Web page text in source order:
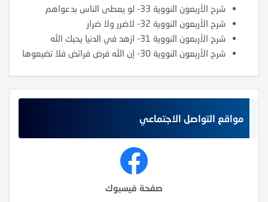
شرح الأربعون النووية 33- لو يعطى الناس بدعواهم
شرح الأربعون النووية 32- لاضرر ولا ضرار
شرح الأربعون النووية 31- ازهد في الدنيا يحبك الله
شرح الأربعون النووية 30- إن الله فرض فرائض فلا تضيعوها
مواقع التواصل الاجتماعي
صفحة فيسبوك